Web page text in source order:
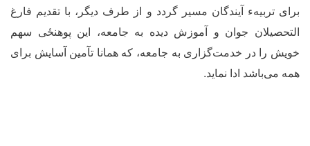
تربیهء آیندگان مسیر گردد و از طرف دیگر، با تقدیم فارغ
جوان و آموزش دیده به جامعه، اینپوهنځیسهم
را در خدمت‌گزاری به جامعه، که همانا تآمین آسایش برای
میباشد ادا نماید.